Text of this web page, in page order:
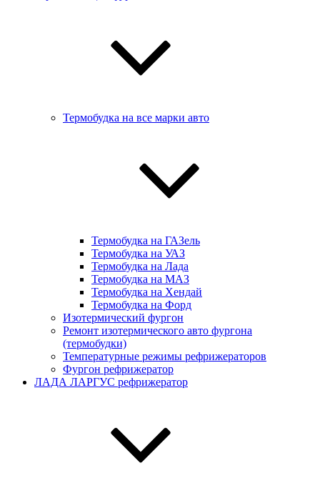
Термобудка на все марки авто
Термобудка на ГАЗель
Термобудка на УАЗ
Термобудка на Лада
Термобудка на МАЗ
Термобудка на Хендай
Термобудка на Форд
Изотермический фургон
Ремонт изотермического авто фургона
(термобудки)
Температурные режимы рефрижераторов
Фургон рефрижератор
ЛАДА ЛАРГУС рефрижератор